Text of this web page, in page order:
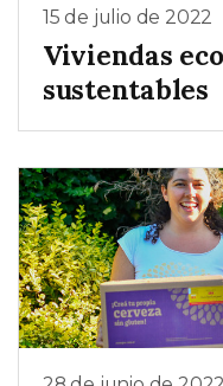
15 de julio de 2022
Viviendas
sustentables